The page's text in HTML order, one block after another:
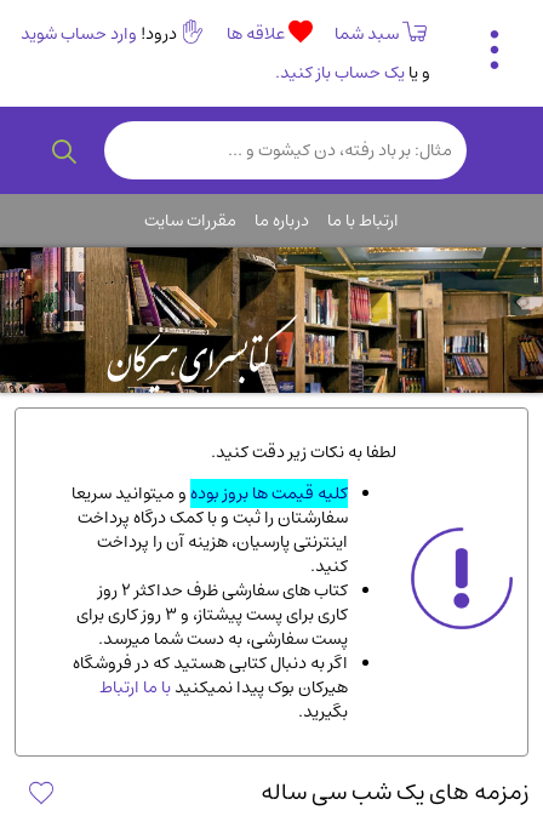
سبد شما علاقه ها درود! وارد حساب شوید
و یایک حساب باز کنید.
تاریخی و فرهنگی
(838)
رمان و داستان ایرانی(307)
روانشناسی(357)
انگلیسی و زبان خارجی(14)
کودکان و نوجوانان(76)
کتب نادر و کمیاب(19)
روانشناسی(112)
طب گیاهی و سنتی(45)
فلسفه و جامعه شناسی(151)
ادبیات و شعر
ادیان و مذاهب
دانشگاهی و آموزشی
اقتصادی، بازاریابی و مالی(56)
پزشکی(140)
کامپیوتر و نرم افزار(13)
ارتباط با ما درباره ما مقررات سایت
لطفا به نکات زیر دقت کنید.
کلیه قیمت ها بروز بودهو میتوانید سریعا
سفارشتان را ثبت و با کمک درگاه پرداخت
اینترنتی پارسیان، هزینه آن را پرداخت
کنید.
کتاب های سفارشی ظرف حداکثر 2 روز
کاری برای پست پیشتاز، و 3 روز کاری برای
پست سفارشی، به دست شما میرسد.
اگر به دنبال کتابی هستید که در فروشگاه
هیرکان بوک پیدا نمیکنیدبا ما ارتباط
بگیرید.
زمزمه‌ های یک شب سی ساله